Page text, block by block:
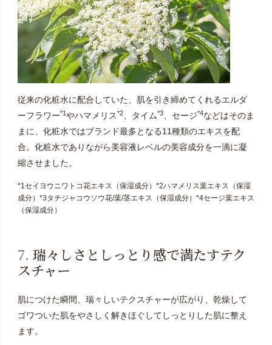
従来の化粧水に配合していた、肌を引き締めてくれるエルダ
ーフラワー*1やハマメリス*2、タイム*3、セージ*4などはそのま
まに、化粧水ではブランド最多となる11種類のエキスを配
合。化粧水でありながら美容液レベルの美容成分を一滴に凝
縮させました。
*1セイヨウニワトコ花エキス（保湿成分）*2ハマメリス葉エキス（保湿
成分）*3タチジャコウソウ花/葉/茎エキス（保湿成分）*4セージ葉エキス
（保湿成分）
7. 瑞々しさとしっとり感で満たすテク
スチャー
肌につけた瞬間、瑞々しいテクスチャーが広がり、乾燥して
ゴワついた肌をやさしく解きほぐしてしっとりした肌に整え
ます。